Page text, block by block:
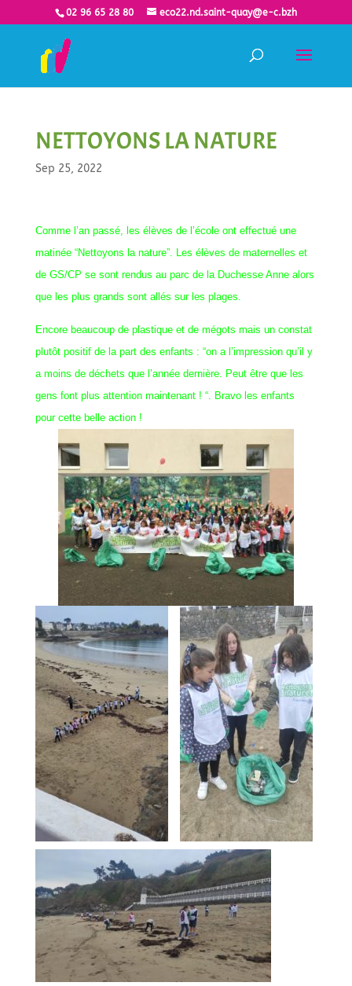
02 96 65 28 80 eco22.nd.saint-quay@e-c.bzh
NETTOYONS LA NATURE
Sep 25, 2022
Comme l’an passé, les élèves de l’école ont effectué une
matinée “Nettoyons la nature”. Les élèves de maternelles et
de GS/CP se sont rendus au parc de la Duchesse Anne alors
que les plus grands sont allés sur les plages.
Encore beaucoup de plastique et de mégots mais un constat
plutôt positif de la part des enfants : “on a l’impression qu’il y
a moins de déchets que l’année dernière. Peut être que les
gens font plus attention maintenant ! “. Bravo les enfants
pour cette belle action !